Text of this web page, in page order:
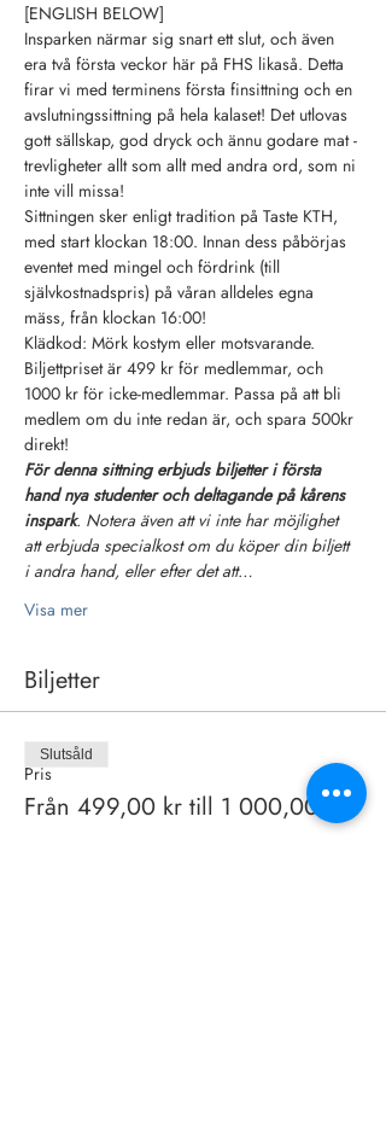
[ENGLISH BELOW]
Insparken närmar sig snart ett slut, och även
era två första veckor här på FHS likaså. Detta
firar vi med terminens första finsittning och en
avslutningssittning på hela kalaset! Det utlovas
gott sällskap, god dryck och ännu godare mat -
trevligheter allt som allt med andra ord, som ni
inte vill missa!
Sittningen sker enligt tradition på Taste KTH,
med start klockan 18:00. Innan dess påbörjas
eventet med mingel och fördrink (till
självkostnadspris) på våran alldeles egna
mäss, från klockan 16:00!
Klädkod: Mörk kostym eller motsvarande.
Biljettpriset är 499 kr för medlemmar, och
1000 kr för icke-medlemmar. Passa på att bli
medlem om du inte redan är, och spara 500kr
direkt!
För denna sittning erbjuds biljetter i första
hand nya studenter och deltagande på kårens
inspark. Notera även att vi inte har möjlighet
att erbjuda specialkost om du köper din biljett
i andra hand, eller efter det att…
Visa mer
Biljetter
Pris
Från 499,00 kr till 1 000,00 kr
Slutsåld